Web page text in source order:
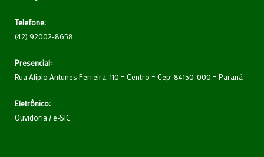
Telefone:
(42) 92002-8658
Presencial:
Rua Alipio Antunes Ferreira, 110 – Centro – Cep: 84150-000 – Paraná
Eletrônico:
Ouvidoria /e-SIC